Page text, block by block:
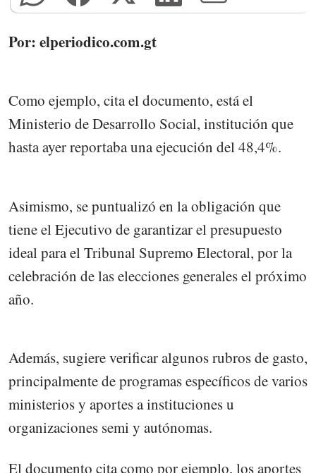
Por: elperiodico.com.gt
Como ejemplo, cita el documento, está el
Ministerio de Desarrollo Social, institución que
hasta ayer reportaba una ejecución del 48,4%.
Asimismo, se puntualizó en la obligación que
tiene el Ejecutivo de garantizar el presupuesto
ideal para el Tribunal Supremo Electoral, por la
celebración de las elecciones generales el próximo
año.
Además, sugiere verificar algunos rubros de gasto,
principalmente de programas específicos de varios
ministerios y aportes a instituciones u
organizaciones semi y autónomas.
El documento cita como por ejemplo, los aportes